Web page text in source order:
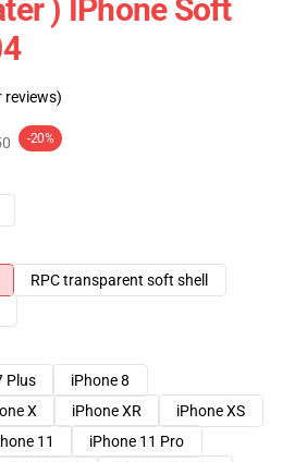
) IPhone Soft
reviews)
-20%
RPC transparent soft shell
Plus
iPhone 8
X iPhone XR
iPhone XS
11
iPhone 11 Pro